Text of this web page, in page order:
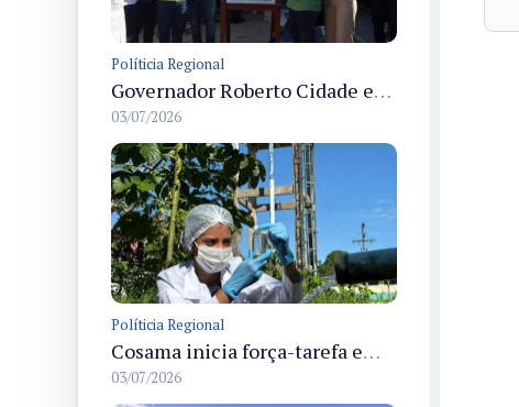
Políticia Regional
Governador Roberto Cidade entrega readequação do ambulatório da FCecon e amplia capacidade de atendimento oncológico em Manaus
03/07/2026
Políticia Regional
Cosama inicia força-tarefa em Anamã para fortalecer abastecimento de água e segurança hídrica da população
03/07/2026